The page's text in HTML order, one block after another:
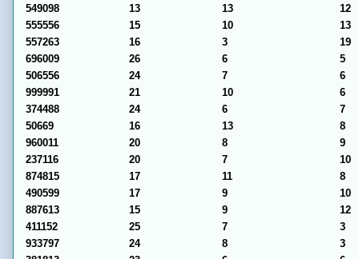
549098
13 13
12
555556
15 10
13
557263
16 3
19
696009
26 6
5
506556
24 7
6
999991
21 10
6
374488
24 6
7
50669
16 13
8
960011
20 8
9
237116
20 7
10
874815
17 11
8
490599
17 9
10
887613
15 9
12
411152
25 7
3
933797
24 8
3